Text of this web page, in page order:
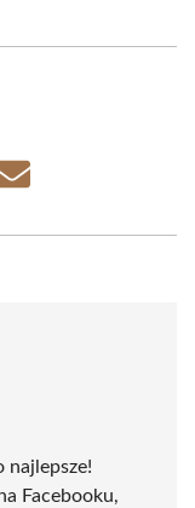
Share
najlepsze!
Facebooku,